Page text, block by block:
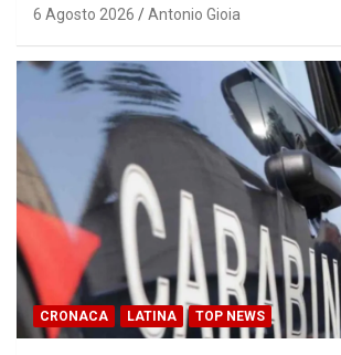
6 Agosto 2026 Antonio Gioia
CRONACA LATINA TOP NEWS